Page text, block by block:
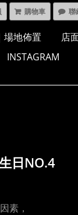
購物車 聯
場地佈置
店
INSTAGRAM
日NO.4
素，